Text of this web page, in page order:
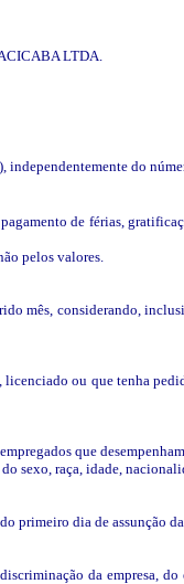
LTDA.
do
de férias,
pelos valores.
mês, considerando,
ou que tenha
que
sexo, raça, idade,
primeiro dia de assunção
da empresa,